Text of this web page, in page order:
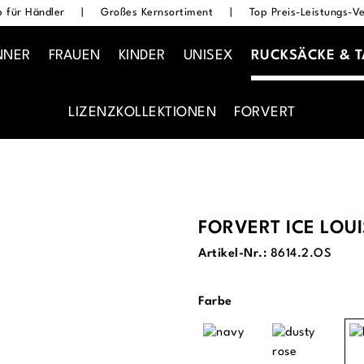
für Händler Großes Kernsortiment Top Preis-Leistungs-
FRAUEN KINDER UNISEX RUCKSÄCKE &
LIZENZKOLLEKTIONEN FORVERT
FORVERT ICE
Artikel-Nr.: 8614.2.OS
Farbeauswählen